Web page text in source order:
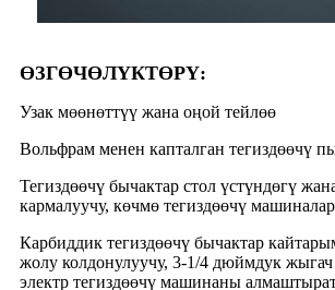
ӨЗГӨЧӨЛҮКТӨРҮ:
Узак мөөнөттүү жана оңой тейлөө
Вольфрам менен капталган тегиздөөчү
Тегиздөөчү бычактар ​​стол үстүндөгү
кармалуучу, көчмө тегиздөөчү
Карбиддик тегиздөөчү бычактар
жолу колдонулуучу, 3-1/4 дюймдук
электр тегиздөөчү машинаны